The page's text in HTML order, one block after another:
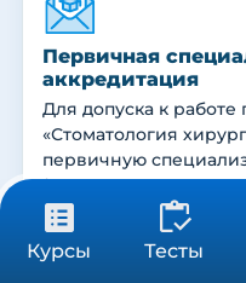
Курсы Тесты
Первичная
аккредитация
Для допуска к работе
«Стоматология
первичную
(тестирование +
ситуационные
подготовиться.
31 900 ₽
504 ч